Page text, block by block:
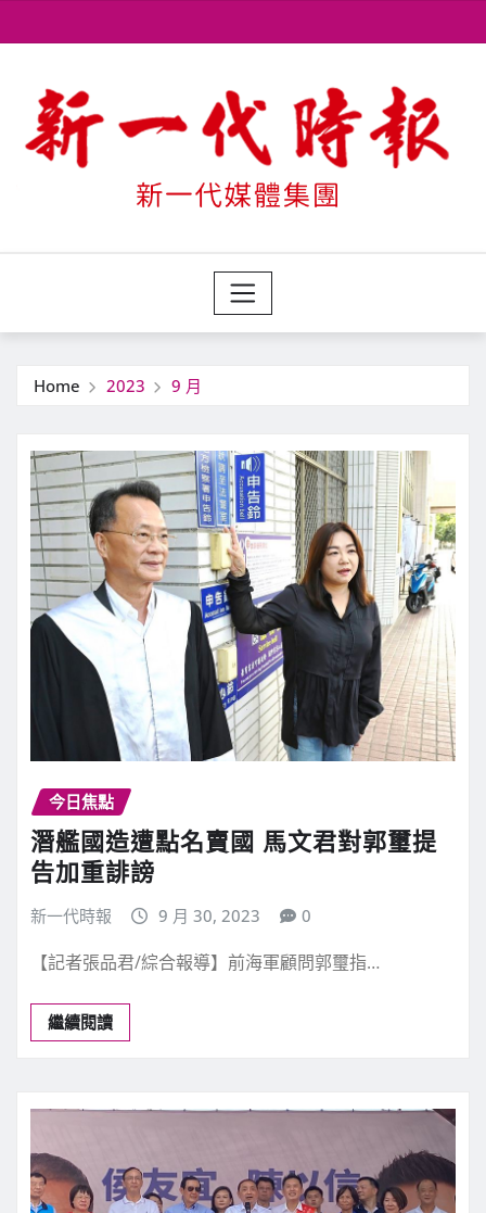
to
Home 2023 9 月
今日焦點
潛艦國造遭點名賣國 馬文君對郭璽提
告加重誹謗
新一代時報 9 月 30, 2023 0
【記者張品君/綜合報導】前海軍顧問郭璽指…
繼續閱讀